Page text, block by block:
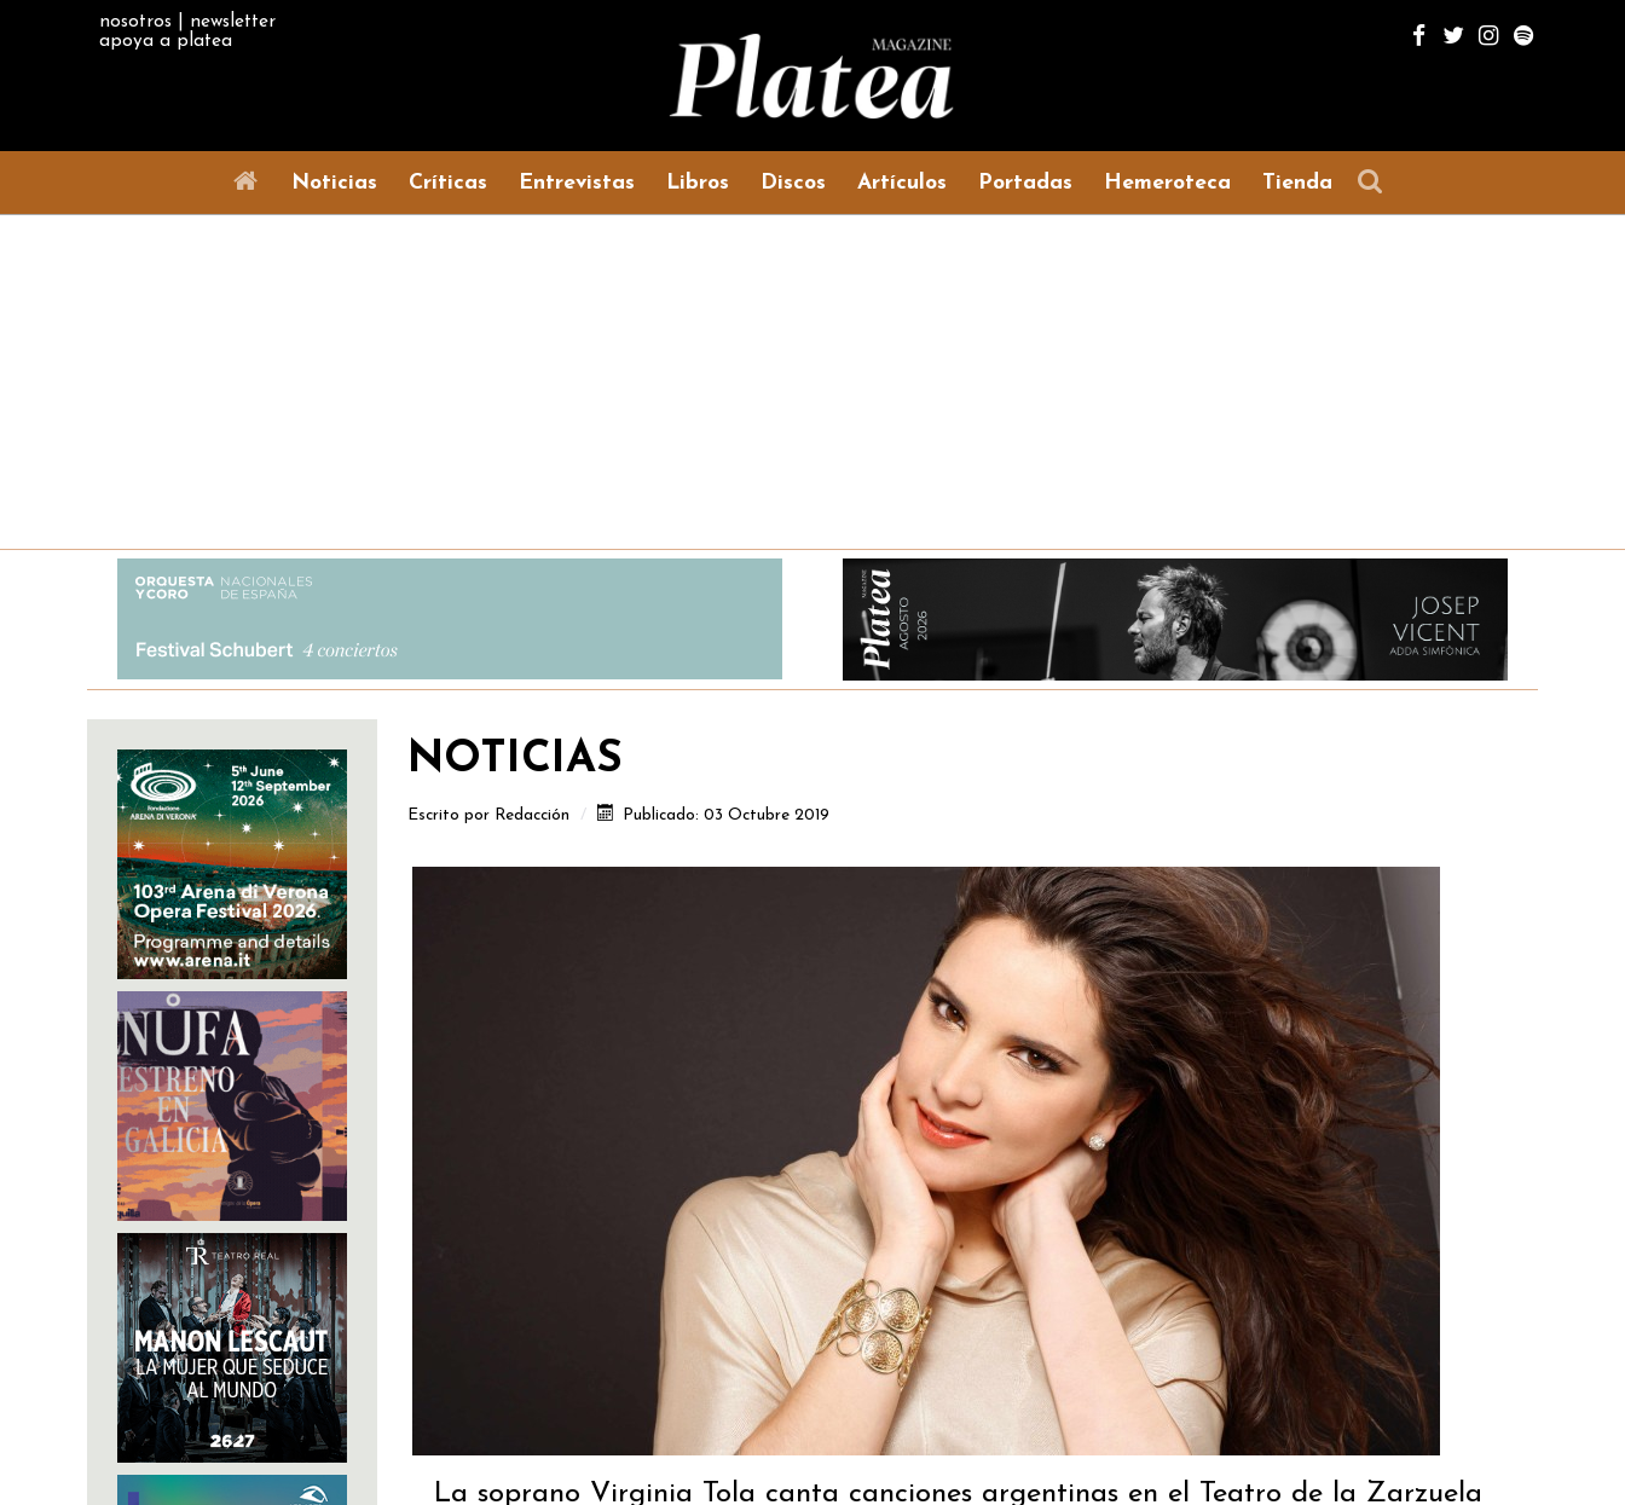
nosotros
newsletter
apoya a platea
Noticias Críticas Entrevistas Libros Discos Artículos Portadas Hemeroteca Tienda
NOTICIAS
Escrito por Redacción Publicado: 03 Octubre 2019
La soprano Virginia Tola canta canciones argentinas en el Teatro de la Zarzuela